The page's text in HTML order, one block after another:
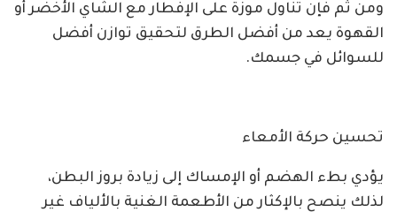
ومن ثم فإن تناول موزة على الإفطار مع الشاي الأخضر أو
​​القهوة يعد من أفضل الطرق لتحقيق توازن أفضل
للسوائل في جسمك.
تحسين حركة الأمعاء
يؤدي بطء الهضم أو الإمساك إلى زيادة بروز البطن،
لذلك ينصح بالإكثار من الأطعمة الغنية بالألياف غير